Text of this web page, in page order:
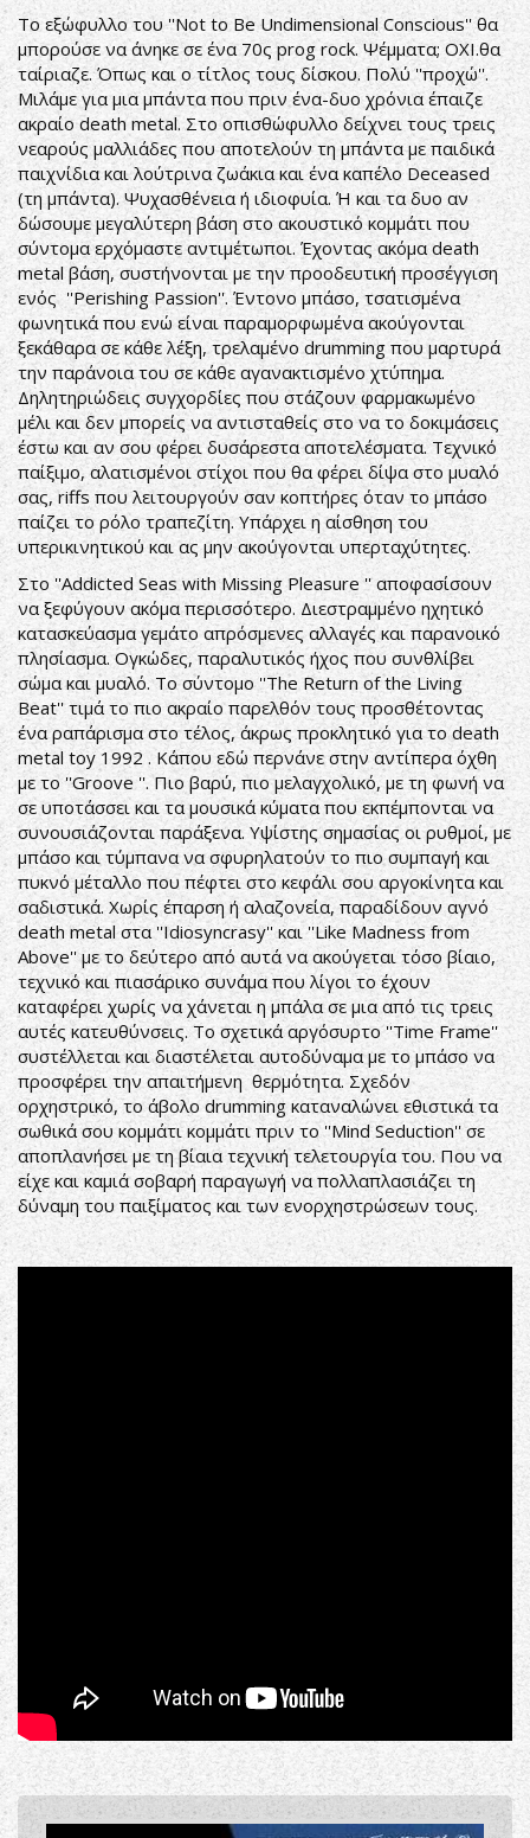
Το εξώφυλλο του ''Not to Be Undimensional Conscious'' θα
μπορούσε να άνηκε σε ένα 70ς prog rock. Ψέμματα; OXI.θα
ταίριαζε. Όπως και ο τίτλος τους δίσκου. Πολύ ''προχώ''.
Μιλάμε για μια μπάντα που πριν ένα-δυο χρόνια έπαιζε
ακραίο death metal. Στο οπισθώφυλλο δείχνει τους τρεις
νεαρούς μαλλιάδες που αποτελούν τη μπάντα με παιδικά
παιχνίδια και λούτρινα ζωάκια και ένα καπέλο Deceased
(τη μπάντα). Ψυχασθένεια ή ιδιοφυία. Ή και τα δυο αν
δώσουμε μεγαλύτερη βάση στο ακουστικό κομμάτι που
σύντομα ερχόμαστε αντιμέτωποι. Έχοντας ακόμα death
metal βάση, συστήνονται με την προοδευτική προσέγγιση
ενός ''Perishing Passion''. Έντονο μπάσο, τσατισμένα
φωνητικά που ενώ είναι παραμορφωμένα ακούγονται
ξεκάθαρα σε κάθε λέξη, τρελαμένο drumming που μαρτυρά
την παράνοια του σε κάθε αγανακτισμένο χτύπημα.
Δηλητηριώδεις συγχορδίες που στάζουν φαρμακωμένο
μέλι και δεν μπορείς να αντισταθείς στο να το δοκιμάσεις
έστω και αν σου φέρει δυσάρεστα αποτελέσματα. Τεχνικό
παίξιμο, αλατισμένοι στίχοι που θα φέρει δίψα στο μυαλό
σας, riffs που λειτουργούν σαν κοπτήρες όταν το μπάσο
παίζει το ρόλο τραπεζίτη. Υπάρχει η αίσθηση του
υπερικινητικού και ας μην ακούγονται υπερταχύτητες.
Στο ''Addicted Seas with Missing Pleasure '' αποφασίσουν
να ξεφύγουν ακόμα περισσότερο. Διεστραμμένο ηχητικό
κατασκεύασμα γεμάτο απρόσμενες αλλαγές και παρανοικό
πλησίασμα. Ογκώδες, παραλυτικός ήχος που συνθλίβει
σώμα και μυαλό. Το σύντομο ''The Return of the Living
Beat'' τιμά το πιο ακραίο παρελθόν τους προσθέτοντας
ένα ραπάρισμα στο τέλος, άκρως προκλητικό για το death
metal toy 1992 . Κάπου εδώ περνάνε στην αντίπερα όχθη
με το ''Groove ''. Πιο βαρύ, πιο μελαγχολικό, με τη φωνή να
σε υποτάσσει και τα μουσικά κύματα που εκπέμπονται να
συνουσιάζονται παράξενα. Υψίστης σημασίας οι ρυθμοί, με
μπάσο και τύμπανα να σφυρηλατούν το πιο συμπαγή και
πυκνό μέταλλο που πέφτει στο κεφάλι σου αργοκίνητα και
σαδιστικά. Χωρίς έπαρση ή αλαζονεία, παραδίδουν αγνό
death metal στα ''Idiosyncrasy'' και ''Like Madness from
Above'' με το δεύτερο από αυτά να ακούγεται τόσο βίαιο,
τεχνικό και πιασάρικο συνάμα που λίγοι το έχουν
καταφέρει χωρίς να χάνεται η μπάλα σε μια από τις τρεις
αυτές κατευθύνσεις. Το σχετικά αργόσυρτο ''Time Frame''
συστέλλεται και διαστέλεται αυτοδύναμα με το μπάσο να
προσφέρει την απαιτήμενη θερμότητα. Σχεδόν
ορχηστρικό, το άβολο drumming καταναλώνει εθιστικά τα
σωθικά σου κομμάτι κομμάτι πριν το ''Mind Seduction'' σε
αποπλανήσει με τη βίαια τεχνική τελετουργία του. Που να
είχε και καμιά σοβαρή παραγωγή να πολλαπλασιάζει τη
δύναμη του παιξίματος και των ενορχηστρώσεων τους.